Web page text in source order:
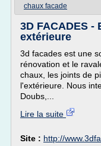
chaux facade
3D FACADES
extérieure
3d facades est une
rénovation et le
chaux, les joints de
l'extérieure. Nous
Doubs,...
Lire la suite
Site : http://